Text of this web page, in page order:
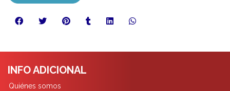
INFO ADICIONAL
Quiénes somos